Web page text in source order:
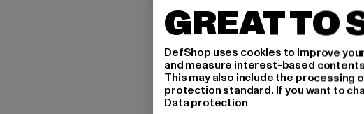
GREAT TO
DefShop uses cookies to improve
and measure interest-based
This may also include the processing
protection standard. If you want to
Data protection